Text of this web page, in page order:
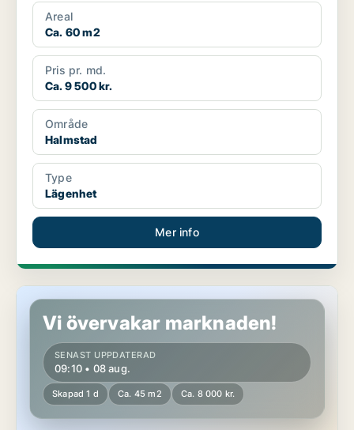
Areal
Ca. 60 m2
Pris pr. md.
Ca. 9 500 kr.
Område
Halmstad
Type
Lägenhet
Mer info
Lägenhet i Halmstad
Vi övervakar marknaden!
SENAST UPPDATERAD
09:10 • 08 aug.
Skapad 1 d Ca. 45 m2 Ca. 8 000 kr.